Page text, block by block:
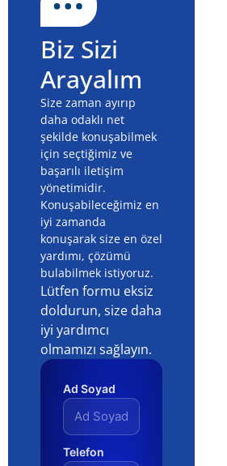
Biz Sizi
Arayalım
Size zaman ayırıp
daha odaklı net
şekilde konuşabilmek
için seçtiğimiz ve
başarılı iletişim
yönetimidir.
Konuşabileceğimiz en
iyi zamanda
konuşarak size en özel
yardımı, çözümü
bulabilmek istiyoruz.
Lütfen formu eksiz
doldurun, size daha
iyi yardımcı
olmamızı sağlayın.
Ad Soyad
Telefon